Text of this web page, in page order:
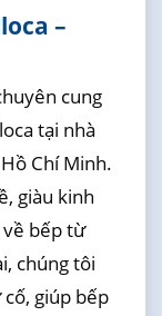
–
cung
tại nhà
Chí Minh.
giàu kinh
bếp từ
chúng tôi
giúp bếp